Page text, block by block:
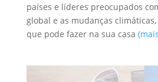
países e líderes preocupados
global e as mudanças climáticas,
que pode fazer na sua casa